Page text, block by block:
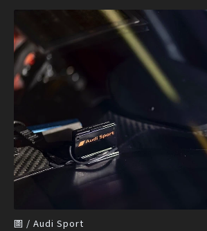
圖 / Audi Sport